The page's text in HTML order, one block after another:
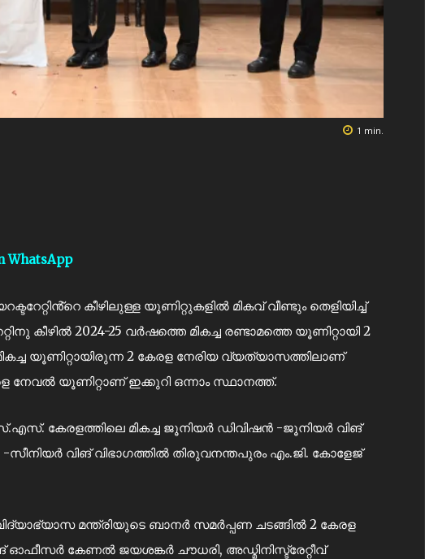
1 min.
WhatsApp
കീഴിലുള്ള യൂണിറ്റുകളിൽ മികവ് വീണ്ടും തെളിയിച്ച്
കീഴിൽ 2024-25 വർഷത്തെ മികച്ച രണ്ടാമത്തെ യൂണിറ്റായി 2
യൂണിറ്റായിരുന്ന 2 കേരള നേരിയ വ്യത്യാസത്തിലാണ്
നേവൽ യൂണിറ്റാണ് ഇക്കുറി ഒന്നാം സ്ഥാനത്ത്.
കേരളത്തിലെ മികച്ച ജൂനിയർ ഡിവിഷൻ -ജൂനിയർ വിങ്
സീനിയർ വിങ് വിഭാഗത്തിൽ തിരുവനന്തപുരം എം.ജി. കോളേജ്
മന്ത്രിയുടെ ബാനർ സമർപ്പണ ചടങ്ങിൽ 2 കേരള
ഓഫീസർ കേണൽ ജയശങ്കർ ചൗധരി, അഡ്മിനിസ്ട്രേറ്റീവ്